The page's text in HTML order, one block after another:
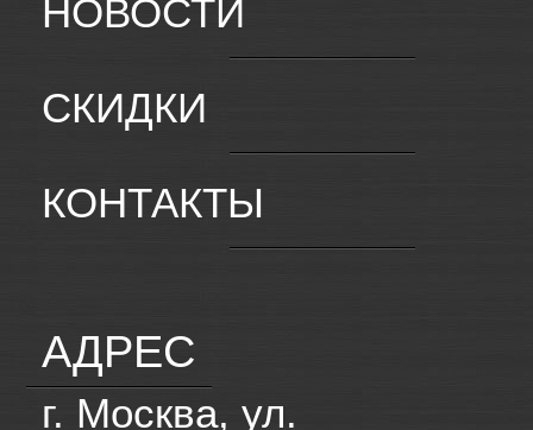
НОВОСТИ
СКИДКИ
КОНТАКТЫ
АДРЕС
г. Москва, ул.